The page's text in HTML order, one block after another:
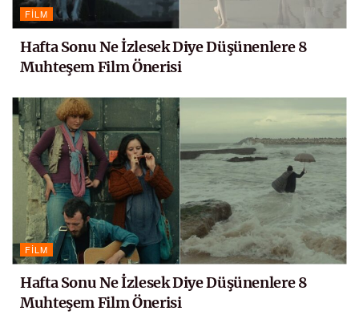
FILM
Hafta Sonu Ne İzlesek Diye Düşünenlere 8
Muhteşem Film Önerisi
FILM
Hafta Sonu Ne İzlesek Diye Düşünenlere 8
Muhteşem Film Önerisi